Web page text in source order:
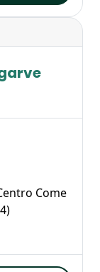
Come